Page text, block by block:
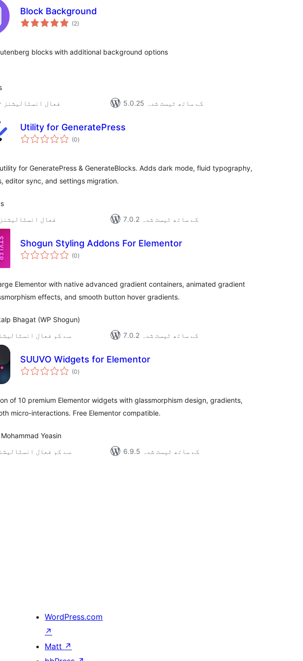
Block Background
(2مجموعی
درجہ
)
blocks with additional background options
100+ فعال انسٹالیشنز
5.0.25 کے ساتھ ٹیسٹ شدہ
Utility for GeneratePress
(0مجموعی
درجہ
)
for GeneratePress & GenerateBlocks. Adds dark mode, fluid typography,
editor sync, and settings migration.
10+ فعال انسٹالیشنز
7.0.2 کے ساتھ ٹیسٹ شدہ
Shogun Styling Addons For Elementor
(0مجموعی
درجہ
)
Elementor with native advanced gradient containers, animated gradient
effects, and smooth button hover gradients.
Bhagat (WP Shogun)
10 سے کم فعال
7.0.2 کے ساتھ ٹیسٹ شدہ
SUUVO Widgets for Elementor
(0مجموعی
درجہ
)
of 10 premium Elementor widgets with glassmorphism design, gradients,
micro-interactions. Free Elementor compatible.
Yeasin
10 سے کم فعال
6.9.5 کے ساتھ ٹیسٹ شدہ
WordPress.com
↗
Matt ↗